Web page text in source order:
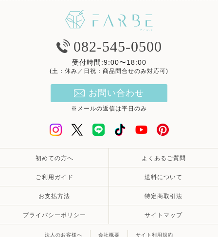
082-545-0500
受付時間:9:00〜18:00
(土：休み／日祝：商品問合せのみ対応可)
お問い合わせ
※メールの返信は平日のみ
初めての方へ よくあるご質問
ご利用ガイド 送料について
お支払方法 特定商取引法
プライバシーポリシー サイトマップ
法人のお客様へ 会社概要 サイト利用規約